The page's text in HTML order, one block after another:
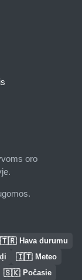
oro
🇹🇷 Hava durumu
🇮🇹 Meteo
🇸🇰 Počasie